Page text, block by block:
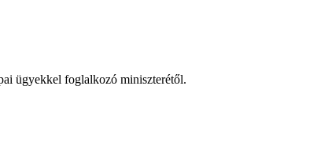
ügyekkel foglalkozó miniszterétől.